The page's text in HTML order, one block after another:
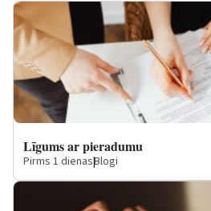
Līgums ar pieradumu
Pirms 1 dienas|Blogi